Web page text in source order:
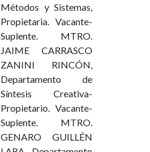
Métodos y Sistemas,
Propietaria. Vacante-
Suplente. MTRO.
JAIME CARRASCO
ZANINI RINCÓN,
Departamento de
Síntesis Creativa-
Propietario. Vacante-
Suplente. MTRO.
GENARO GUILLÉN